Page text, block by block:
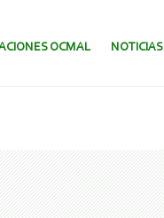
OCMAL NOTICIAS